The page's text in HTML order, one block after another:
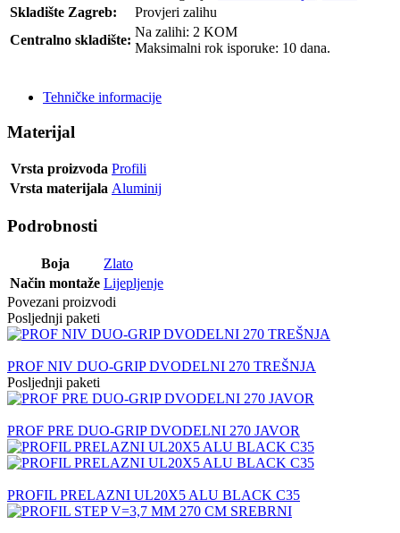
Skladište Zagreb:
Provjeri zalihu
Centralno skladište:
Na zalihi: 2 KOM
Maksimalni rok isporuke: 10 dana.
Tehničke informacije
Materijal
Vrsta proizvoda Profili
Vrsta materijala Aluminij
Podrobnosti
Boja
Zlato
Način montaže Lijepljenje
Povezani proizvodi
Posljednji paketi
PROF NIV DUO-GRIP DVODELNI 270 TREŠNJA
Posljednji paketi
PROF PRE DUO-GRIP DVODELNI 270 JAVOR
PROFIL PRELAZNI UL20X5 ALU BLACK C35